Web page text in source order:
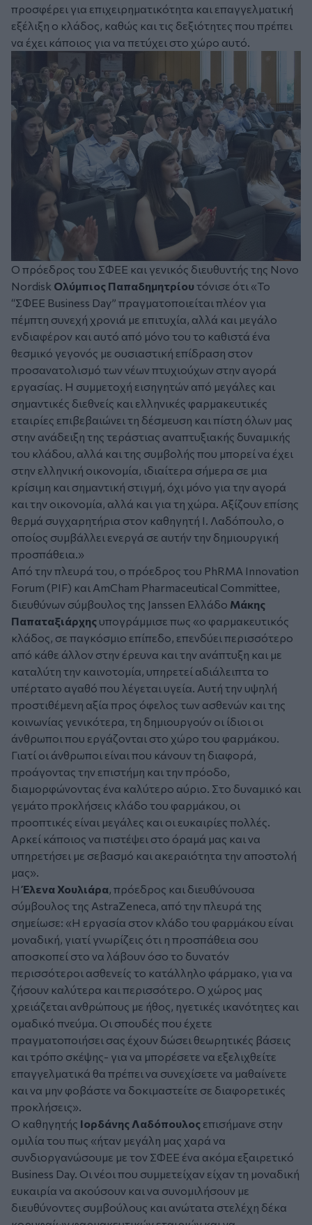
προσφέρει για επιχειρηματικότητα και επαγγελματική
εξέλιξη ο κλάδος, καθώς και τις δεξιότητες που πρέπει
να έχει κάποιος για να πετύχει στο χώρο αυτό.
Ο πρόεδρος του ΣΦΕΕ και γενικός διευθυντής της Novo
Nordisk Ολύμπιος Παπαδημητρίουτόνισε ότι «Το
“ΣΦΕΕ Business Day” πραγματοποιείται πλέον για
πέμπτη συνεχή χρονιά με επιτυχία, αλλά και μεγάλο
ενδιαφέρον και αυτό από μόνο του το καθιστά ένα
θεσμικό γεγονός με ουσιαστική επίδραση στον
προσανατολισμό των νέων πτυχιούχων στην αγορά
εργασίας. Η συμμετοχή εισηγητών από μεγάλες και
σημαντικές διεθνείς και ελληνικές φαρμακευτικές
εταιρίες επιβεβαιώνει τη δέσμευση και πίστη όλων μας
στην ανάδειξη της τεράστιας αναπτυξιακής δυναμικής
του κλάδου, αλλά και της συμβολής που μπορεί να έχει
στην ελληνική οικονομία, ιδιαίτερα σήμερα σε μια
κρίσιμη και σημαντική στιγμή, όχι μόνο για την αγορά
και την οικονομία, αλλά και για τη χώρα. Αξίζουν επίσης
θερμά συγχαρητήρια στον καθηγητή Ι. Λαδόπουλο, ο
οποίος συμβάλλει ενεργά σε αυτήν την δημιουργική
προσπάθεια.»
Από την πλευρά του, ο πρόεδρος του PhRMA Innovation
Forum (PIF) και AmCham Pharmaceutical Committee,
διευθύνων σύμβουλος της Janssen Ελλάδο Μάκης
Παπαταξιάρχης υπογράμμισε πως «ο φαρμακευτικός
κλάδος, σε παγκόσμιο επίπεδο, επενδύει περισσότερο
από κάθε άλλον στην έρευνα και την ανάπτυξη και με
καταλύτη την καινοτομία, υπηρετεί αδιάλειπτα το
υπέρτατο αγαθό που λέγεται υγεία. Αυτή την υψηλή
προστιθέμενη αξία προς όφελος των ασθενών και της
κοινωνίας γενικότερα, τη δημιουργούν οι ίδιοι οι
άνθρωποι που εργάζονται στο χώρο του φαρμάκου.
Γιατί οι άνθρωποι είναι που κάνουν τη διαφορά,
προάγοντας την επιστήμη και την πρόοδο,
διαμορφώνοντας ένα καλύτερο αύριο. Στο δυναμικό και
γεμάτο προκλήσεις κλάδο του φαρμάκου, οι
προοπτικές είναι μεγάλες και οι ευκαιρίες πολλές.
Αρκεί κάποιος να πιστέψει στο όραμά μας και να
υπηρετήσει με σεβασμό και ακεραιότητα την αποστολή
μας».
ΗΈλενα Χουλιάρα, πρόεδρος και διευθύνουσα
σύμβουλος της AstraZeneca, από την πλευρά της
σημείωσε: «Η εργασία στον κλάδο του φαρμάκου είναι
μοναδική, γιατί γνωρίζεις ότι η προσπάθεια σου
αποσκοπεί στο να λάβουν όσο το δυνατόν
περισσότεροι ασθενείς το κατάλληλο φάρμακο, για να
ζήσουν καλύτερα και περισσότερο. Ο χώρος μας
χρειάζεται ανθρώπους με ήθος, ηγετικές ικανότητες και
ομαδικό πνεύμα. Οι σπουδές που έχετε
πραγματοποιήσει σας έχουν δώσει θεωρητικές βάσεις
και τρόπο σκέψης- για να μπορέσετε να εξελιχθείτε
επαγγελματικά θα πρέπει να συνεχίσετε να μαθαίνετε
και να μην φοβάστε να δοκιμαστείτε σε διαφορετικές
προκλήσεις».
Ο καθηγητής Ιορδάνης Λαδόπουλος επισήμανε στην
ομιλία του πως «ήταν μεγάλη μας χαρά να
συνδιοργανώσουμε με τον ΣΦΕΕ ένα ακόμα εξαιρετικό
Business Day. Οι νέοι που συμμετείχαν είχαν τη μοναδική
ευκαιρία να ακούσουν και να συνομιλήσουν με
διευθύνοντες συμβούλους και ανώτατα στελέχη δέκα